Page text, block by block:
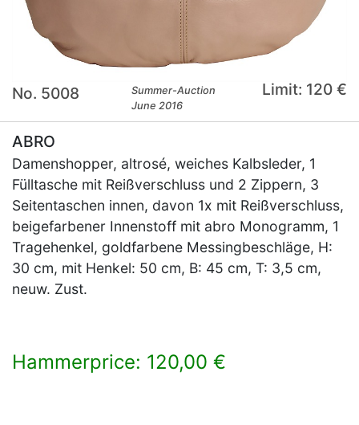
No. 5008
Summer-Auction
June 2016
Limit: 120 €
ABRO
Damenshopper, altrosé, weiches Kalbsleder, 1
Fülltasche mit Reißverschluss und 2 Zippern, 3
Seitentaschen innen, davon 1x mit Reißverschluss,
beigefarbener Innenstoff mit abro Monogramm, 1
Tragehenkel, goldfarbene Messingbeschläge, H:
30 cm, mit Henkel: 50 cm, B: 45 cm, T: 3,5 cm,
neuw. Zust.
Hammerprice: 120,00 €